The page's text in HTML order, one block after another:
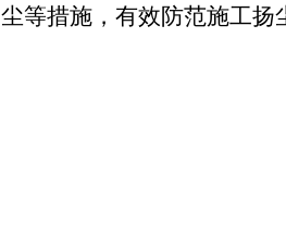
尘等措施，有效防范施工扬